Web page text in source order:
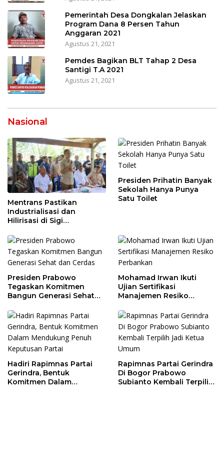
Pemerintah Desa Dongkalan Jelaskan
Program Dana 8 Persen Tahun
Anggaran 2021
Agustus 21, 2021
Pemdes Bagikan BLT Tahap 2 Desa
Santigi T.A 2021
Agustus 21, 2021
Nasional
Mentrans Pastikan
Industrialisasi dan
Hilirisasi di Sigi
Perekonomian Daerah
Presiden Prihatin Banyak
Sekolah Hanya Punya
Satu Toilet
Presiden Prabowo
Tegaskan Komitmen
Bangun Generasi Sehat
Mohamad Irwan Ikuti
Ujian Sertifikasi
Manajemen Resiko
Hadiri Rapimnas Partai
Gerindra, Bentuk
Komitmen Dalam
Rapimnas Partai Gerindra
Di Bogor Prabowo
Subianto Kembali Terpilih